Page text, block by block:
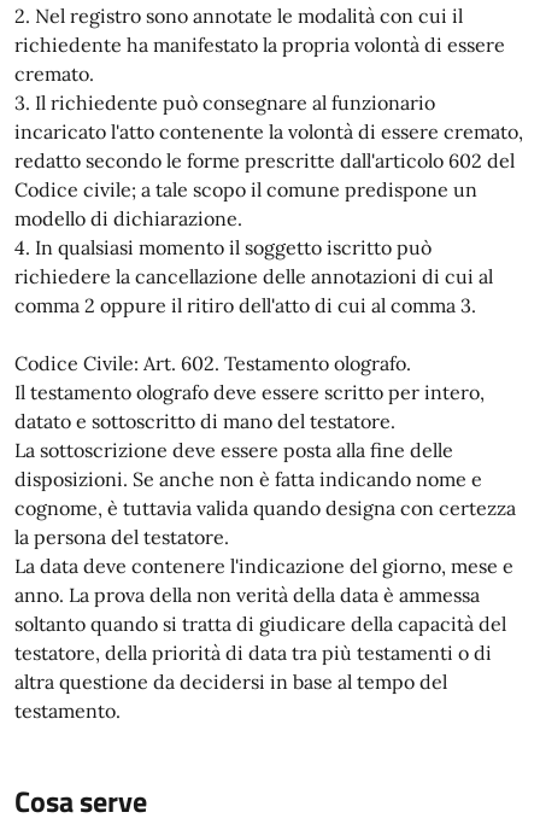
2. Nel registro sono annotate le modalità con cui il
richiedente ha manifestato la propria volontà di essere
cremato.
3. Il richiedente può consegnare al funzionario
incaricato l'atto contenente la volontà di essere cremato,
redatto secondo le forme prescritte dall'articolo 602 del
Codice civile; a tale scopo il comune predispone un
modello di dichiarazione.
4. In qualsiasi momento il soggetto iscritto può
richiedere la cancellazione delle annotazioni di cui al
comma 2 oppure il ritiro dell'atto di cui al comma 3.
Codice Civile: Art. 602. Testamento olografo.
Il testamento olografo deve essere scritto per intero,
datato e sottoscritto di mano del testatore.
La sottoscrizione deve essere posta alla fine delle
disposizioni. Se anche non è fatta indicando nome e
cognome, è tuttavia valida quando designa con certezza
la persona del testatore.
La data deve contenere l'indicazione del giorno, mese e
anno. La prova della non verità della data è ammessa
soltanto quando si tratta di giudicare della capacità del
testatore, della priorità di data tra più testamenti o di
altra questione da decidersi in base al tempo del
testamento.
Cosa serve